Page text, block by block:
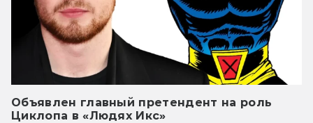
Объявлен главный претендент на роль
Циклопа в «Людях Икс»